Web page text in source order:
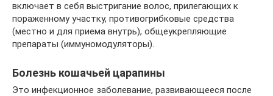
включает в себя выстригание волос, прилегающих к
пораженному участку, противогрибковые средства
(местно и для приема внутрь), общеукрепляющие
препараты (иммуномодуляторы).
Болезнь кошачьей царапины
Это инфекционное заболевание, развивающееся после